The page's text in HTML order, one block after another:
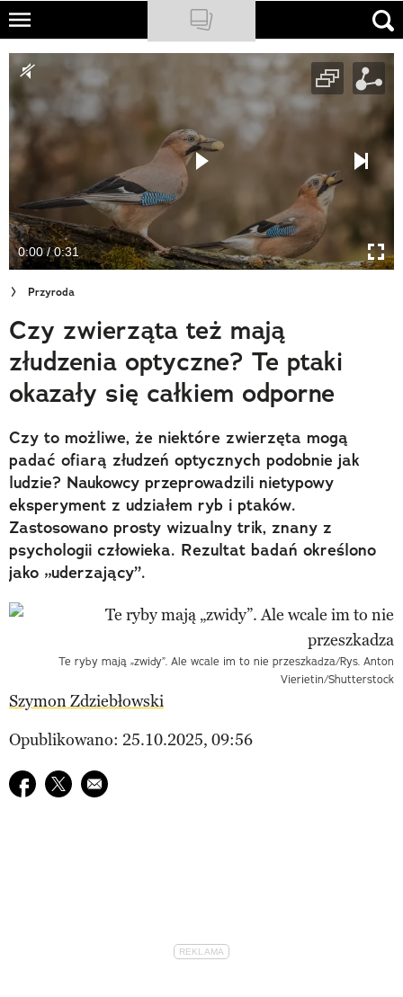
Skip
main
content
NATIONAL GEOGRAPHIC
TRAVELER
PODCASTY
Sklep
Newsletter
Cuda Polski
Wielki Konkurs Fotograficzny
Trendbook Podróżniczy
Polecane
0:00 / 0:31
Przyroda
Czy zwierząta też mają
złudzenia optyczne? Te ptaki
okazały się całkiem odporne
Czy to możliwe, że niektóre zwierzęta mogą
padać ofiarą złudzeń optycznych podobnie jak
ludzie? Naukowcy przeprowadzili nietypowy
eksperyment z udziałem ryb i ptaków.
Zastosowano prosty wizualny trik, znany z
psychologii człowieka. Rezultat badań określono
jako „uderzający”.
Te ryby mają „zwidy”. Ale wcale im to nie przeszkadza/Rys. Anton
Vierietin/Shutterstock
Szymon Zdziebłowski
Opublikowano: 25.10.2025, 09:56
Udostępnij na facebook
Udostępnij na twitter
E-mail do przyjaciela